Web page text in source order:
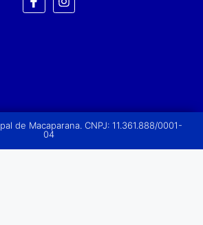
de Macaparana. CNPJ: 11.361.888/0001-
04